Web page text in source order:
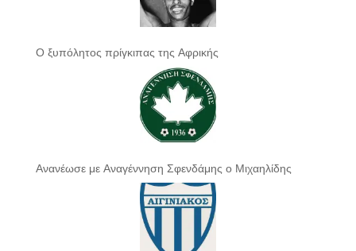
Ο ξυπόλητος πρίγκιπας της Αφρικής
Ανανέωσε με Αναγέννηση Σφενδάμης ο Μιχαηλίδης